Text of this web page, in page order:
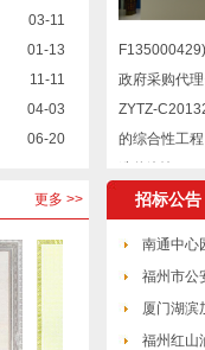
03-11
01-13
11-11
04-03
06-20
政府采购代
ZYTZ-
的综合性工
更多 >> 招标公告
南通中心
福州市公
厦门湖滨
福州红山